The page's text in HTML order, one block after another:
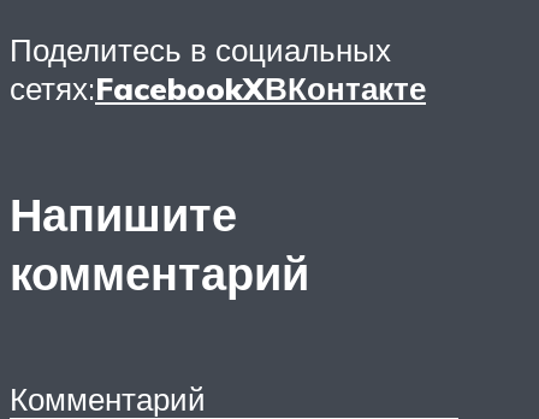
Поделитесь в социальных
сетях:FacebookXВКонтакте
Напишите
комментарий
Комментарий